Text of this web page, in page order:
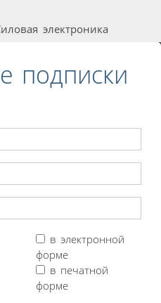
электроника
подписки
в электронной
форме
в печатной
форме